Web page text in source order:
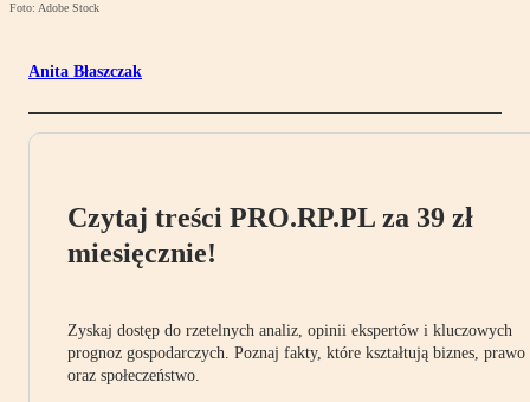
Foto: Adobe Stock
Anita Błaszczak
Czytaj treści PRO.RP.PL za 39 zł
miesięcznie!
Zyskaj dostęp do rzetelnych analiz, opinii ekspertów i kluczowych
prognoz gospodarczych. Poznaj fakty, które kształtują biznes, prawo
oraz społeczeństwo.